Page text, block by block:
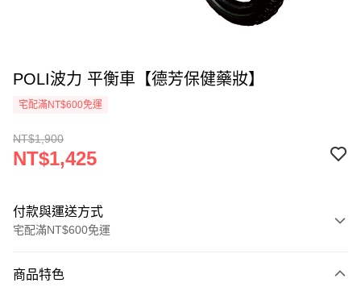
POLI波力 平衡車【德芳保健藥妝】
宅配滿NT$600免運
NT$1,900
NT$1,425
付款與運送方式
宅配滿NT$600免運
信用卡一次付款
商品特色